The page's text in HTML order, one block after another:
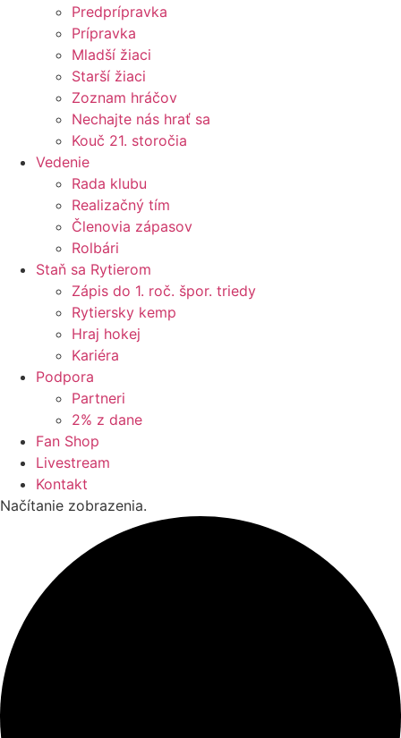
Predprípravka
Prípravka
Mladší žiaci
Starší žiaci
Zoznam hráčov
Nechajte nás hrať sa
Kouč 21. storočia
Vedenie
Rada klubu
Realizačný tím
Členovia zápasov
Rolbári
Staň sa Rytierom
Zápis do 1. roč. špor. triedy
Rytiersky kemp
Hraj hokej
Kariéra
Podpora
Partneri
2% z dane
Fan Shop
Livestream
Kontakt
Načítanie zobrazenia.